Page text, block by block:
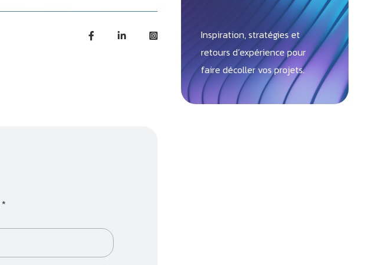
*
Inspiration, stratégies et
retours d’expérience pour
faire décoller vos projets.